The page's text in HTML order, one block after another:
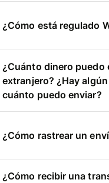
¿Cómo está regulado
¿Cuánto dinero puedo
extranjero? ¿Hay
cuánto puedo enviar?
¿Cómo rastrear un
¿Cómo recibir una